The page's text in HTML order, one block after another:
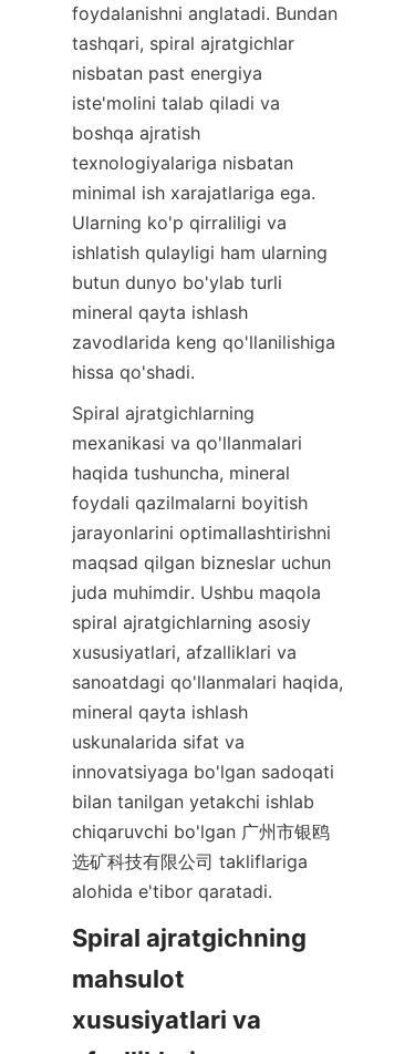
foydalanishni anglatadi. Bundan
tashqari, spiral ajratgichlar
nisbatan past energiya
iste'molini talab qiladi va
boshqa ajratish
texnologiyalariga nisbatan
minimal ish xarajatlariga ega.
Ularning ko'p qirraliligi va
ishlatish qulayligi ham ularning
butun dunyo bo'ylab turli
mineral qayta ishlash
zavodlarida keng qo'llanilishiga
hissa qo'shadi.
Spiral ajratgichlarning
mexanikasi va qo'llanmalari
haqida tushuncha, mineral
foydali qazilmalarni boyitish
jarayonlarini optimallashtirishni
maqsad qilgan bizneslar uchun
juda muhimdir. Ushbu maqola
spiral ajratgichlarning asosiy
xususiyatlari, afzalliklari va
sanoatdagi qo'llanmalari haqida,
mineral qayta ishlash
uskunalarida sifat va
innovatsiyaga bo'lgan sadoqati
bilan tanilgan yetakchi ishlab
chiqaruvchi bo'lgan 广州市银鸥
选矿科技有限公司 takliflariga
alohida e'tibor qaratadi.
Spiral ajratgichning
mahsulot
xususiyatlari va